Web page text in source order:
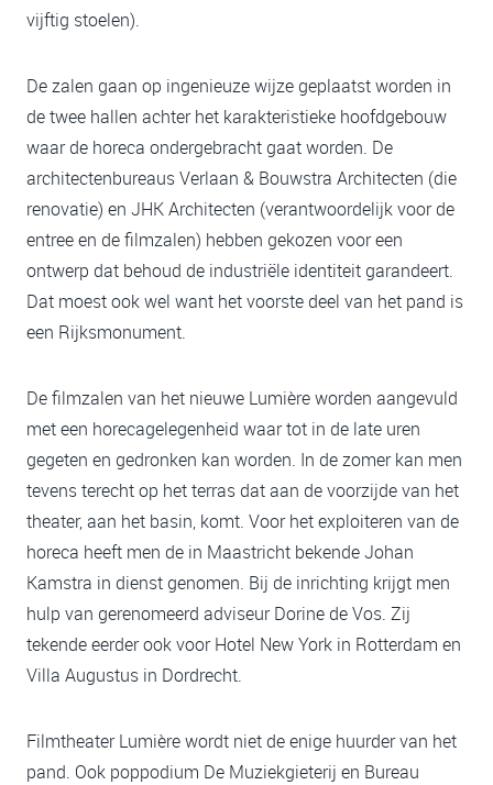
vijftig stoelen).
De zalen gaan op ingenieuze wijze geplaatst worden in
de twee hallen achter het karakteristieke hoofdgebouw
waar de horeca ondergebracht gaat worden. De
architectenbureaus Verlaan & Bouwstra Architecten (die
renovatie) en JHK Architecten (verantwoordelijk voor de
entree en de filmzalen) hebben gekozen voor een
ontwerp dat behoud de industriële identiteit garandeert.
Dat moest ook wel want het voorste deel van het pand is
een Rijksmonument.
De filmzalen van het nieuwe Lumière worden aangevuld
met een horecagelegenheid waar tot in de late uren
gegeten en gedronken kan worden. In de zomer kan men
tevens terecht op het terras dat aan de voorzijde van het
theater, aan het basin, komt. Voor het exploiteren van de
horeca heeft men de in Maastricht bekende Johan
Kamstra in dienst genomen. Bij de inrichting krijgt men
hulp van gerenomeerd adviseur Dorine de Vos. Zij
tekende eerder ook voor Hotel New York in Rotterdam en
Villa Augustus in Dordrecht.
Filmtheater Lumière wordt niet de enige huurder van het
pand. Ook poppodium De Muziekgieterij en Bureau